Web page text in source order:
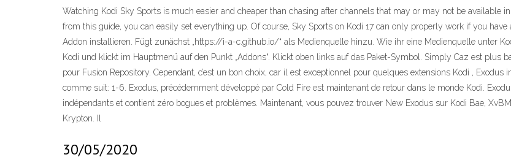
Watching Kodi Sky Sports is much easier and cheaper than chasing after channels that may or may not be
from this guide, you can easily set everything up. Of course, Sky Sports on Kodi 17 can only properly work if you
Addon installieren. Fügt zunächst „https://i-a-c.github.io/“ als Medienquelle hinzu. Wie ihr eine Medienquelle unter
Kodi und klickt im Hauptmenü auf den Punkt „Addons“. Klickt oben links auf das Paket-Symbol. Simply Caz est plus
pour Fusion Repository. Cependant, c’est un bon choix, car il est exceptionnel pour quelques extensions Kodi ,
comme suit: 1-6. Exodus, précédemment développé par Cold Fire est maintenant de retour dans le monde Kodi.
indépendants et contient zéro bogues et problèmes. Maintenant, vous pouvez trouver New Exodus sur Kodi Bae,
Krypton. Il
30/05/2020